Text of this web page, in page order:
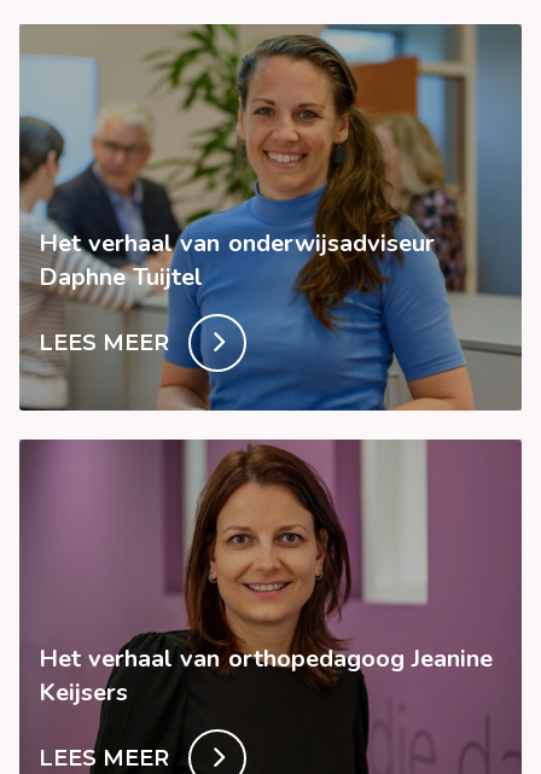
Het verhaal van onderwijsadviseur
Daphne Tuijtel
LEES MEER
Het verhaal van orthopedagoog Jeanine
Keijsers
LEES MEER